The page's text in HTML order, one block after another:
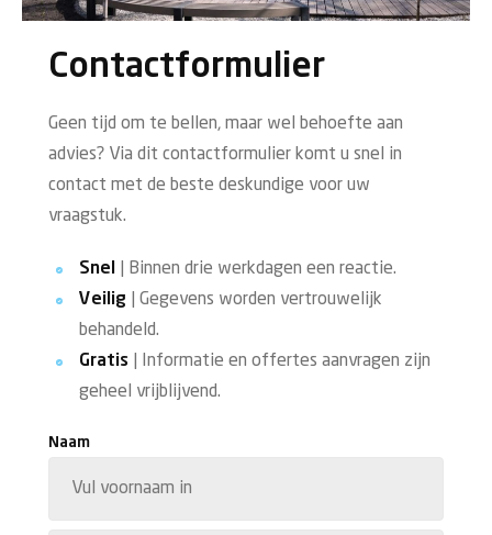
Contactformulier
Geen tijd om te bellen, maar wel behoefte aan
advies? Via dit contactformulier komt u snel in
contact met de beste deskundige voor uw
vraagstuk.
Snel
| Binnen drie werkdagen een reactie.
Veilig | Gegevens worden vertrouwelijk
behandeld.
Gratis | Informatie en offertes aanvragen zijn
geheel vrijblijvend.
Naam